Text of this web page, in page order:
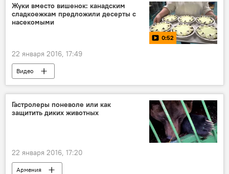
Жуки вместо вишенок: канадским
сладкоежкам предложили десерты с
насекомыми
0:52
22 января 2016, 17:49
Видео
Гастролеры поневоле или как
защитить диких животных
22 января 2016, 17:20
Армения